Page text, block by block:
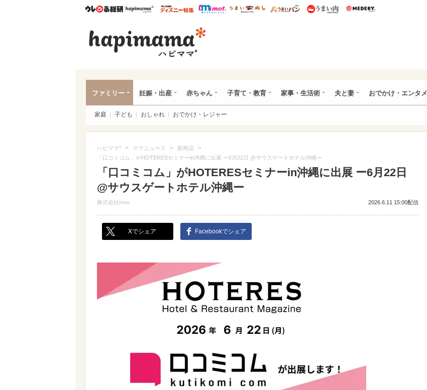
ウレぴあ総研ハピママ* ウレぴあ総研 ディズニー特集
mimot. うまいめし うまいパン うまい肉
ファミリー 妊娠・出産 赤ちゃん 子育て・教育 家事・生活術 夫と妻 おでかけ・エンタメ
家庭 子ども おしゃれ おでかけ・レジャー
ハピママ* > ママニュース > 新商品 >
「口コミコム」がHOTERESセミナーin沖縄に出展 ー6月22日 @サウスゲートホテル沖縄ー
「口コミコム」がHOTERESセミナーin沖縄に出展 ー6月22日
@サウスゲートホテル沖縄ー
株式会社mov 2026.6.11 15:00配信
Xでシェア Facebookでシェア